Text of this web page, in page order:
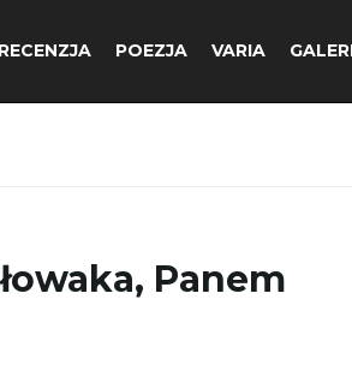
RECENZJA POEZJA VARIA
Panem